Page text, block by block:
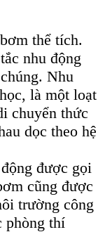
thể tích.
nhu động
Nhu
là một loạt
chuyển thức
dọc theo hệ
được gọi
cũng được
trường công
phòng thí